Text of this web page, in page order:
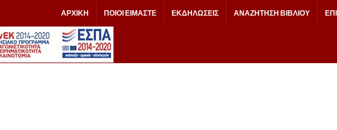
ΑΡΧΙΚΗ ΠΟΙΟΙ ΕΙΜΑΣΤΕ ΕΚΔΗΛΩΣΕΙΣ ΑΝΑΖΗΤΗΣΗ ΒΙΒΛΙΟΥ